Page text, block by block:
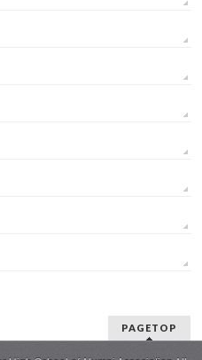
PAGETOP